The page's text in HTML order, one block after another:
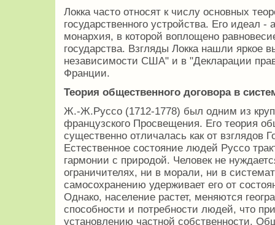
Локка часто относят к числу основных
государственного устройства. Его идеал -
монархия, в которой воплощено
государства. Взгляды Локка нашли яркое
независимости США" и в "Декларации
Франции.
Теория общественного договора в
Ж.-Ж.Руссо (1712-1778) был одним из
французского Просвещения. Его теория
существенно отличалась как от взглядов
Естественное состояние людей Руссо
гармонии с природой. Человек не
ограничителях, ни в морали, ни в
самосохранению удерживает его от
Однако, население растет, меняются
способности и потребности людей, что
установлению частной собственности.